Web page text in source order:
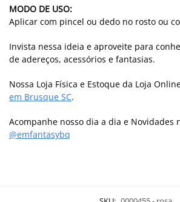
MODO DE USO:
Aplicar com pincel ou dedo no rosto ou
Invista nessa ideia e aproveite para
de adereços, acessórios e fantasias.
Nossa Loja Física e Estoque da Loja
em Brusque SC.
Acompanhe nosso dia a dia e Novidades
@emfantasybq